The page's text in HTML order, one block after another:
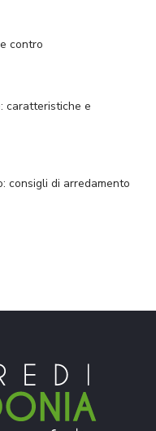
contro
caratteristiche e
consigli di arredamento